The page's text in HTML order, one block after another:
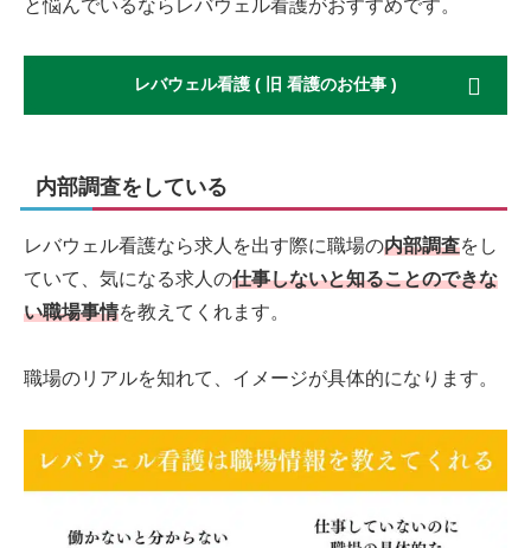
と悩んでいるならレバウェル看護がおすすめです。
レバウェル看護 ( 旧 看護のお仕事 )
内部調査をしている
レバウェル看護なら求人を出す際に職場の内部調査をし
ていて、気になる求人の仕事しないと知ることのできな
い職場事情を教えてくれます。
職場のリアルを知れて、イメージが具体的になります。